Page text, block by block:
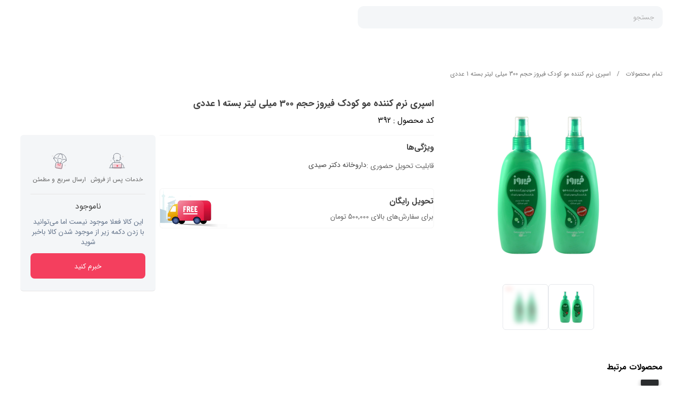
جستجو
تمام محصولات / اسپری نرم کننده مو کودک فیروز حجم 300 میلی لیتر بسته 1 عددی
اسپری نرم کننده مو کودک فیروز حجم 300 میلی لیتر بسته 1 عددی
کد محصول : 392
ویژگی‌ها
قابلیت تحویل حضوری :داروخانه دکتر صیدی
تحویل رایگان
برای سفارش‌های بالای 500,000 تومان
خدمات پس از فروش ارسال سریع و مطمئن
ناموجود
این کالا فعلا موجود نیست اما می‌توانید
با زدن دکمه زیر از موجود شدن کالا باخبر
شوید
خبرم کنید
محصولات مرتبط